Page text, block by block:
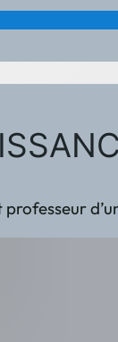
professeur